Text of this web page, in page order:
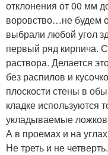
отклонения от 00 мм
воровство…не будем
выбрали любой угол
первый ряд кирпича.
раствора. Делается
без распилов и
плоскости стены в
кладке используются
укладываемые
А в проемах и на
Не треть и не